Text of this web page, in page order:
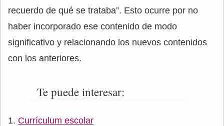
recuerdo de qué se trataba”. Esto ocurre por no
haber incorporado ese contenido de modo
significativo y relacionando los nuevos contenidos
con los anteriores.
Te puede interesar:
Currículum escolar